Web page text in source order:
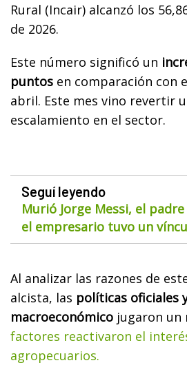
Rural (Incair) alcanzó los
de 2026.
Este número significó un
puntos en comparación con
abril. Este mes vino revertir
escalamiento en el sector.
Seguí leyendo
Murió Jorge Messi, el
el empresario tuvo un
Al analizar las razones de
alcista, las políticas oficiales
macroeconómico jugaron un
factores reactivaron el
agropecuarios.